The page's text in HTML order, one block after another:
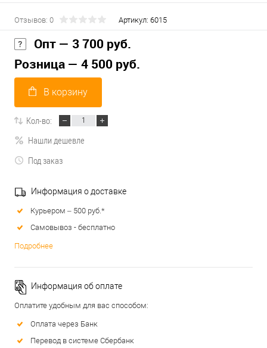
Отзывов: 0 Артикул: 6015
Опт — 3 700 руб.
Розница — 4 500 руб.
В корзину
Кол-во:
Нашли дешевле
Под заказ
Информация о доставке
Курьером – 500 руб.*
Самовывоз - бесплатно
Подробнее
Информация об оплате
Оплатите удобным для вас способом:
Оплата через Банк
Перевод в системе Сбербанк